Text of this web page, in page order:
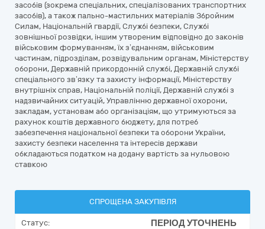
засобів (зокрема спеціальних, спеціалізованих транспортних
засобів), а також пально-мастильних матеріалів Збройним
Силам, Національній гвардії, Службі безпеки, Службі
зовнішньої розвідки, іншим утвореним відповідно до законів
військовим формуванням, їх з’єднанням, військовим
частинам, підрозділам, розвідувальним органам, Міністерству
оборони, Державній прикордонній службі, Державній службі
спеціального зв’язку та захисту інформації, Міністерству
внутрішніх справ, Національній поліції, Державній службі з
надзвичайних ситуацій, Управлінню державної охорони,
закладам, установам або організаціям, що утримуються за
рахунок коштів державного бюджету, для потреб
забезпечення національної безпеки та оборони України,
захисту безпеки населення та інтересів держави
обкладаються податком на додану вартість за нульовою
ставкою
СПРОЩЕНА ЗАКУПІВЛЯ
Статус: ПЕРІОД УТОЧНЕНЬ